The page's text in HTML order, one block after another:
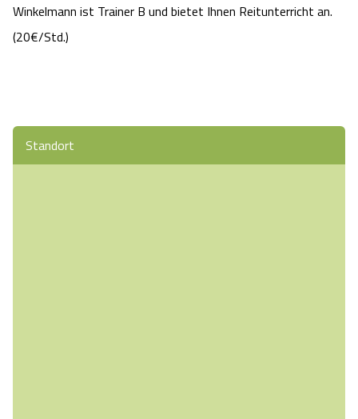
Winkelmann ist Trainer B und bietet Ihnen Reitunterricht an.
(20€/Std.)
Standort